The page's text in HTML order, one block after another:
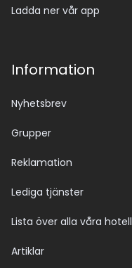
Ladda ner vår app
Information
Nyhetsbrev
Grupper
Reklamation
Lediga tjänster
Lista över alla våra hotell
Artiklar